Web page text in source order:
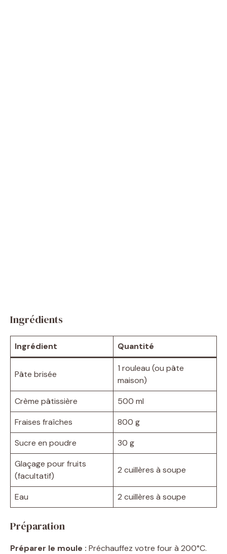
Ingrédients
Ingrédient Quantité
Pâte brisée
1 rouleau (ou pâte
maison)
Crème pâtissière
500 ml
Fraises fraîches
800 g
Sucre en poudre
30 g
Glaçage pour fruits
(facultatif)
2 cuillères à soupe
Eau 2 cuillères à soupe
Préparation
Préparer le moule : Préchauffez votre four à 200°C.